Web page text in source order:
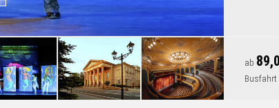
ab
Busfahrt